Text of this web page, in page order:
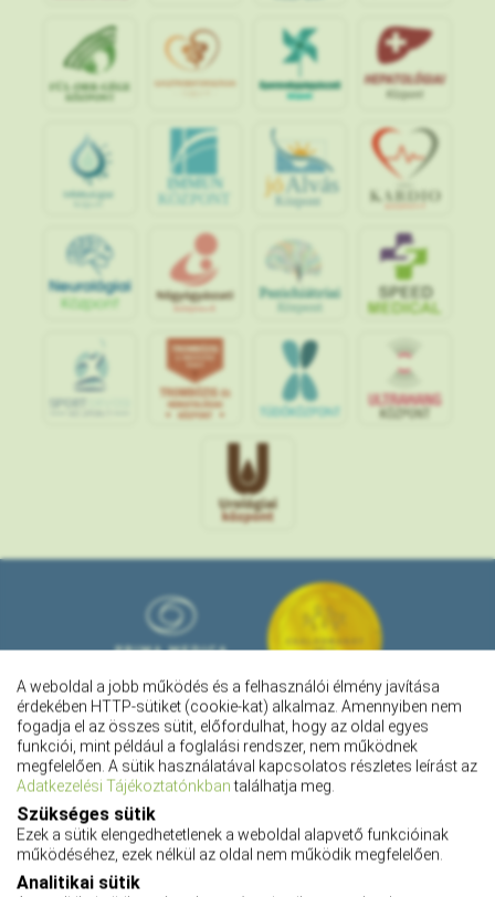
A weboldal a jobb működés és a felhasználói élmény javítása
érdekében HTTP-sütiket (cookie-kat) alkalmaz. Amennyiben nem
fogadja el az összes sütit, előfordulhat, hogy az oldal egyes
funkciói, mint például a foglalási rendszer, nem működnek
megfelelően. A sütik használatával kapcsolatos részletes leírást az
Adatkezelési Tájékoztatónkbantalálhatja meg.
Szükséges sütik
Ezek a sütik elengedhetetlenek a weboldal alapvető funkcióinak
működéséhez, ezek nélkül az oldal nem működik megfelelően.
Analitikai sütik
IMMUN
KÖZPONT
jó Alvás
Központ